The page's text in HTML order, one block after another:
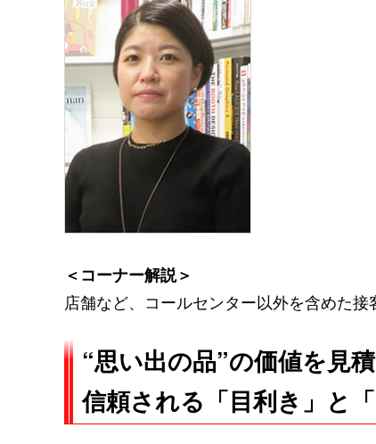
＜コーナー解説＞
店舗など、コールセンター以外を含めた
“思い出の品”の価値を見
信頼される「目利き」と「